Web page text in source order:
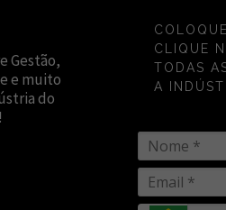
Gestão,
e muito
do
CLIQUE
TODAS
A